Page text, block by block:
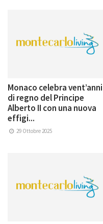
Monaco celebra vent’anni
di regno del Principe
Alberto II con una nuova
effigi...
29 Ottobre 2025